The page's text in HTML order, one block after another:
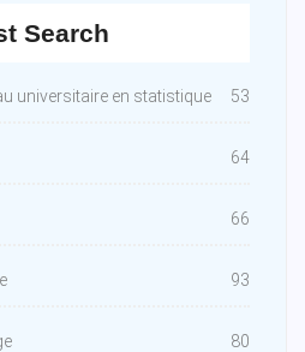
Search
universitaire en statistique 53
64
66
93
80